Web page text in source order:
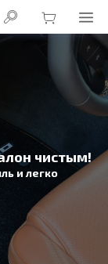
чистым!
и легко